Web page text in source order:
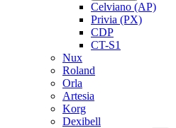
Celviano (AP)
Privia (PX)
CDP
CT-S1
Nux
Roland
Orla
Artesia
Korg
Dexibell